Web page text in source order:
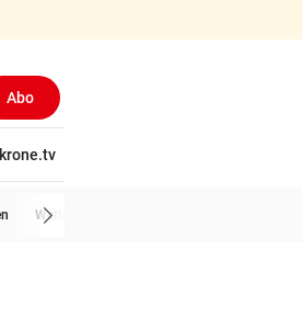
Abo
krone.tv
Wetter